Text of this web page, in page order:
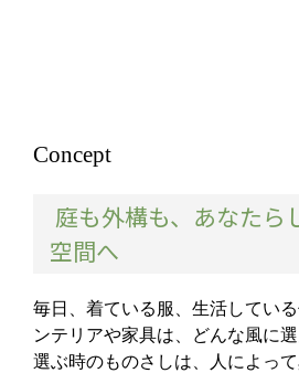
Concept
庭も外構も、あなたら
空間へ
毎日、着ている服、生活してい
ンテリアや家具は、どんな風に
選ぶ時のものさしは、人によって